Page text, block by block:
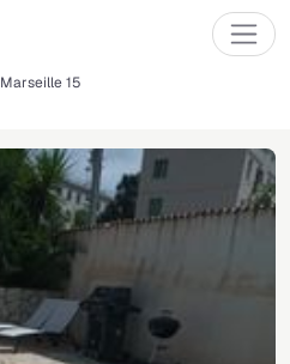
Marseille 15